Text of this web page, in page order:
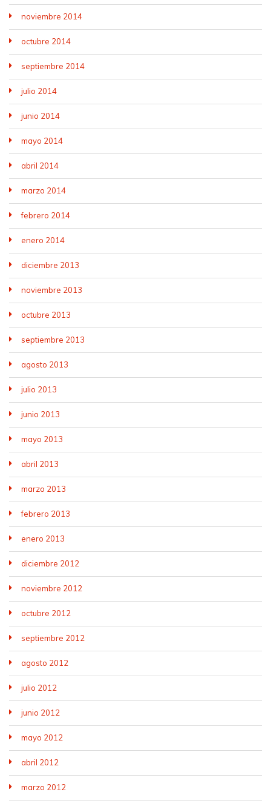
noviembre 2014
octubre 2014
septiembre 2014
julio 2014
junio 2014
mayo 2014
abril 2014
marzo 2014
febrero 2014
enero 2014
diciembre 2013
noviembre 2013
octubre 2013
septiembre 2013
agosto 2013
julio 2013
junio 2013
mayo 2013
abril 2013
marzo 2013
febrero 2013
enero 2013
diciembre 2012
noviembre 2012
octubre 2012
septiembre 2012
agosto 2012
julio 2012
junio 2012
mayo 2012
abril 2012
marzo 2012